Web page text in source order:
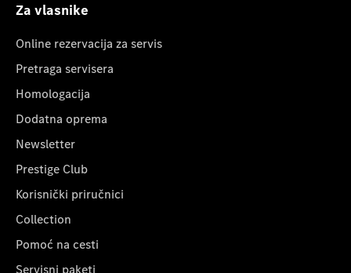
Za vlasnike
Online rezervacija za servis
Pretraga servisera
Homologacija
Dodatna oprema
Newsletter
Prestige Club
Korisnički priručnici
Collection
Pomoć na cesti
Servisni paketi